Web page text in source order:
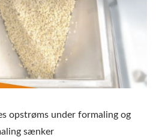
opstrøms under formaling og
sænker